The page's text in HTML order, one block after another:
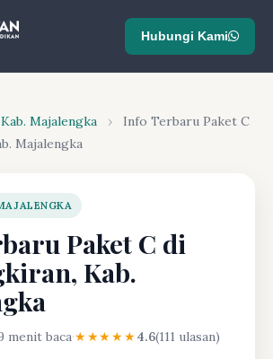
Hubungi Kami
Majalengka ›
Info Terbaru Paket C
Majalengka
Paket C di
Kab.
menit baca·★★★★★4.6(111 ulasan)